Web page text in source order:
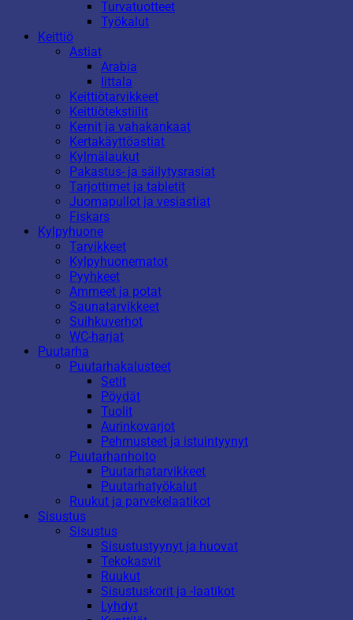
Turvatuotteet
Työkalut
Keittiö
Astiat
Arabia
Iittala
Keittiötarvikkeet
Keittiötekstiilit
Kernit ja vahakankaat
Kertakäyttöastiat
Kylmälaukut
Pakastus- ja säilytysrasiat
Tarjottimet ja tabletit
Juomapullot ja vesiastiat
Fiskars
Kylpyhuone
Tarvikkeet
Kylpyhuonematot
Pyyhkeet
Ammeet ja potat
Saunatarvikkeet
Suihkuverhot
WC-harjat
Puutarha
Puutarhakalusteet
Setit
Pöydät
Tuolit
Aurinkovarjot
Pehmusteet ja istuintyynyt
Puutarhanhoito
Puutarhatarvikkeet
Puutarhatyökalut
Ruukut ja parvekelaatikot
Sisustus
Sisustus
Sisustustyynyt ja huovat
Tekokasvit
Ruukut
Sisustuskorit ja -laatikot
Lyhdyt